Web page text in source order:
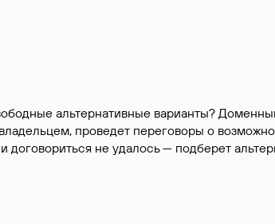
альтернативные варианты?
проведет переговоры о
не удалось — подберет